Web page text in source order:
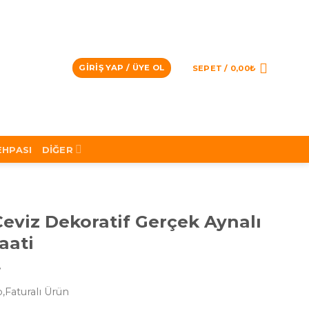
GIRIŞ YAP / ÜYE OL SEPET / 0,00₺
DIĞER
Dekoratif Gerçek Aynalı
Ürün